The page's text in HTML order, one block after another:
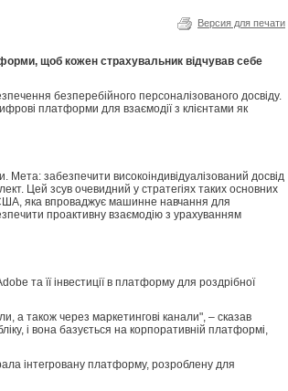
Версия для печати
щоб кожен страхувальник відчував себе
безперебійного персоналізованого досвіду.
платформи для взаємодії з клієнтами як
Мета: забезпечити високоіндивідуалізований досвід
Цей зсув очевидний у стратегіях таких основних
США, яка впроваджує машинне навчання для
проактивну взаємодію з урахуванням
та її інвестиції в платформу для роздрібної
а також через маркетингові канали", – сказав
і вона базується на корпоративній платформі,
інтегровану платформу, розроблену для